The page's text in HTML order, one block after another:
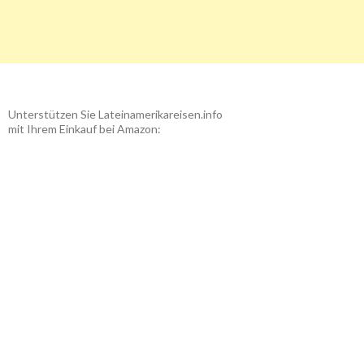
Unterstützen Sie Lateinamerikareisen.info
mit Ihrem Einkauf bei Amazon: